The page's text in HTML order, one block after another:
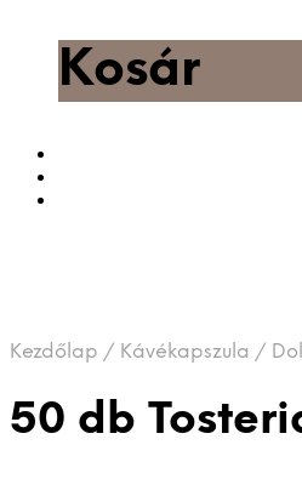
Kosár
Kezdőlap / Kávékapszula /
50 db